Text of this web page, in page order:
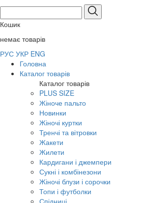
Кошик
немає товарів
РУС УКР ENG
Головна
Каталог товарів
Каталог товарів
PLUS SIZE
Жіноче пальто
Новинки
Жіночі куртки
Тренчі та вітровки
Жакети
Жилети
Кардигани і джемпери
Сукні і комбінезони
Жіночі блузи і сорочки
Топи і футболки
Спідниці